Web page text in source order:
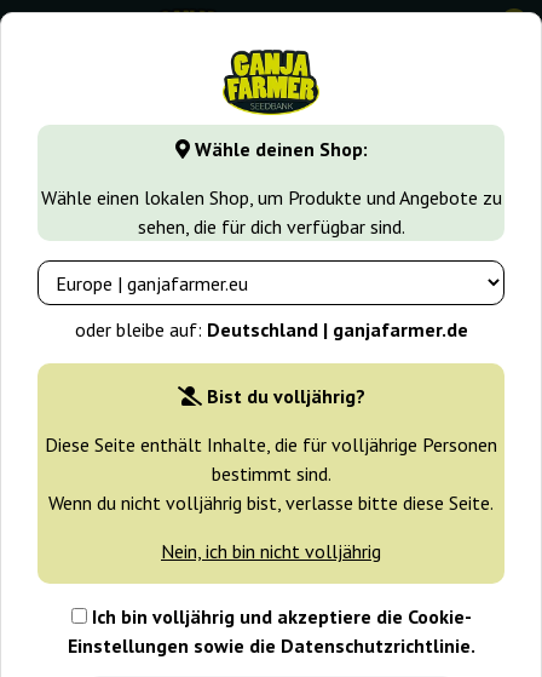
Wähle deinen Shop:
Wähle einen lokalen Shop, um Produkte und Angebote zu
sehen, die für dich verfügbar sind.
oder bleibe auf: Deutschland | ganjafarmer.de
Bist du volljährig?
Diese Seite enthält Inhalte, die für volljährige Personen
bestimmt sind.
Wenn du nicht volljährig bist, verlasse bitte diese Seite.
Nein, ich bin nicht volljährig
Ich bin volljährig und akzeptiere die Cookie-
Einstellungen sowie die Datenschutzrichtlinie.
0
GanjaFarmer.de Samen arten Sativa samen THC-
-25%
+ Extras